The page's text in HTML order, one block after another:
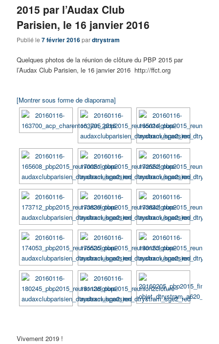
2015 par l’Audax Club
Parisien, le 16 janvier 2016
Publié le7 février 2016pardtrystram
Quelques photos de la réunion de clôture du PBP 2015 par
l’Audax Club Parisien, le 16 janvier 2016 http://ffct.org
[Montrer sous forme de diaporama]
Vivement 2019 !